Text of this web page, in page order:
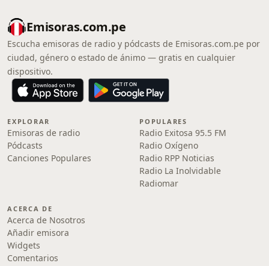
Emisoras.com.pe
Escucha emisoras de radio y pódcasts de Emisoras.com.pe por
ciudad, género o estado de ánimo — gratis en cualquier
dispositivo.
EXPLORAR
Emisoras de radio
Pódcasts
Canciones Populares
POPULARES
Radio Exitosa 95.5 FM
Radio Oxígeno
Radio RPP Noticias
Radio La Inolvidable
Radiomar
ACERCA DE
Acerca de Nosotros
Añadir emisora
Widgets
Comentarios